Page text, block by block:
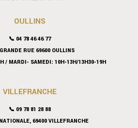
OULLINS
📞 04 78 46 46 77
RUE 69600 OULLINS
/ MARDI- SAMEDI: 10H-13H/13H30-19H
VILLEFRANCHE
📞 09 78 81 28 88
69400 VILLEFRANCHE